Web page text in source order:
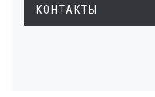
КОНТАКТЫ